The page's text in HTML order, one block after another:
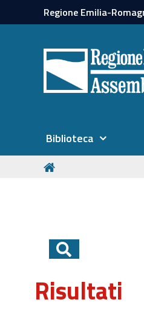
Regione Emilia-
Biblioteca
Risultati